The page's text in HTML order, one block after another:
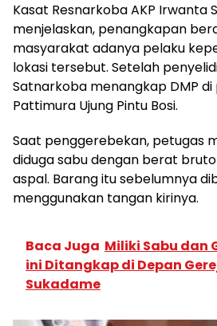
Kasat Resnarkoba AKP Irwanta
menjelaskan, penangkapan
masyarakat adanya pelaku
lokasi tersebut. Setelah
Satnarkoba menangkap DMP
Pattimura Ujung Pintu Bosi.
Saat penggerebekan, petugas
diduga sabu dengan berat bruto
aspal. Barang itu sebelumnya
menggunakan tangan kirinya.
Baca Juga Miliki Sabu dan
ini Ditangkap di Depan
Sukadame